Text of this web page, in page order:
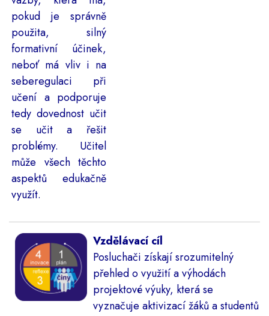
pokud je správně
použita, silný
formativní účinek,
neboť má vliv i na
seberegulaci při
učení a podporuje
tedy dovednost učit
se učit a řešit
problémy. Učitel
může všech těchto
aspektů edukačně
využít.
Vzdělávací cíl
Posluchači získají srozumitelný
přehled o využití a výhodách
projektové výuky, která se
vyznačuje aktivizací žáků a studentů